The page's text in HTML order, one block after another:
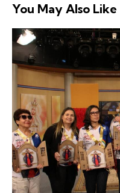
You May Also Like